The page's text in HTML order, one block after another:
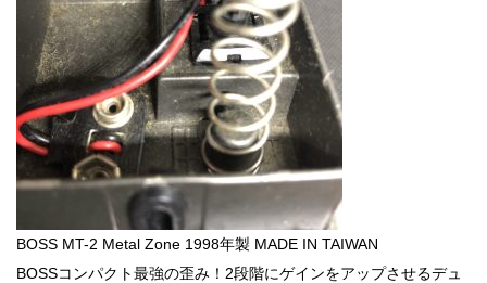
BOSS MT-2 Metal Zone 1998年製 MADE IN TAIWAN
BOSSコンパクト最強の歪み！2段階にゲインをアップさせるデュ